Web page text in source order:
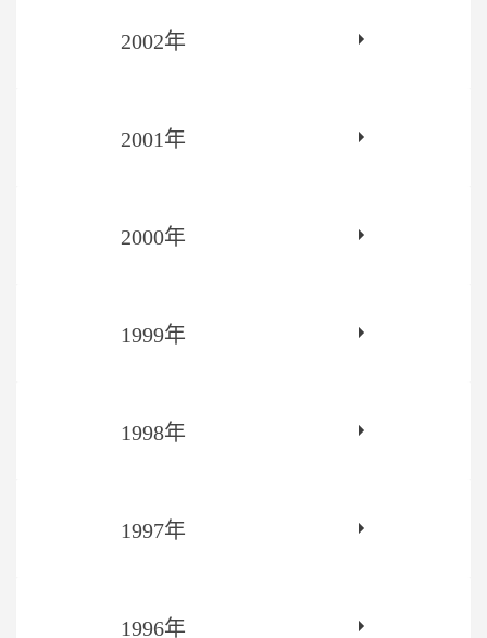
2002年
2001年
2000年
1999年
1998年
1997年
1996年